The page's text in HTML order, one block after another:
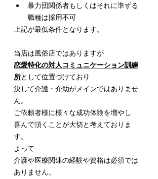
暴力団関係者もしくはそれに準ずる
職種は採用不可
上記が最低条件となります。
当店は風俗店ではありますが
恋愛特化の対人コミュニケーション訓練
所として位置づけており
決して介護・介助がメインではありませ
ん。
ご依頼者様に様々な成功体験を増やし
喜んで頂くことが大切と考えておりま
す。
よって
介護や医療関連の経験や資格は必須では
ありません。